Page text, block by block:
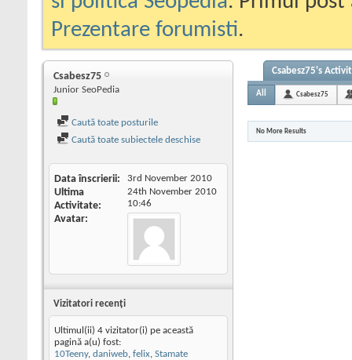
Prezentare forumisti.
Csabesz75
Junior SeoPedia
Caută toate posturile
Caută toate subiectele deschise
Data înscrierii 3rd November 2010
Ultima
Activitate
24th November 2010
10:46
Avatar
Vizitatori recenţi
Ultimul(ii) 4 vizitator(i) pe această
pagină a(u) fost:
10Teeny, daniweb, felix, Stamate
Csabesz75's
All Csabesz75
No More Results